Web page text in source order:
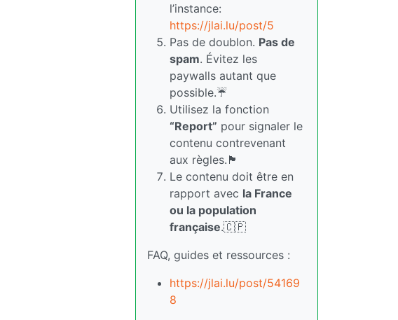
l’instance:
https://jlai.lu/post/5
Pas de doublon. Pas de
spam. Évitez les
paywalls autant que
possible.☔
Utilisez la fonction
“Report” pour signaler le
contenu contrevenant
aux règles.🏴
Le contenu doit être en
rapport avec la France
ou la population
française.🇨🇵
FAQ, guides et ressources :
https://jlai.lu/post/54169
8